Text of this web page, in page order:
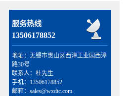
服务热线
13506178852
地址：无锡市惠山区西漳工业园西漳
路30号
联系人：杜先生
手机：13506178852
邮箱：sales@wxdtc.com